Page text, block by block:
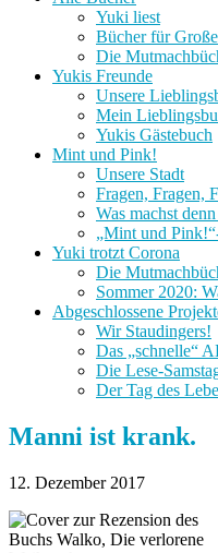
Yuki liest
Bücher für Große
Die
Yukis Freunde
Unsere
Mein
Yukis Gästebuch
Mint und Pink!
Unsere Stadt
Fragen, Fragen,
Was machst
„Mint und
Yuki trotzt Corona
Die
Sommer 2020:
Abgeschlossene
Wir Staudingers!
Das „schnelle“
Die Lese-
Der Tag des
Manni ist krank.
12. Dezember 2017